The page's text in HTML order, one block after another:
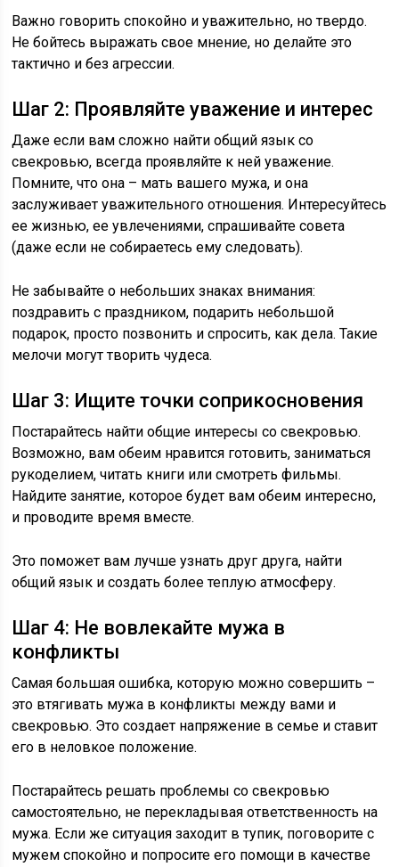
Важно говорить спокойно и уважительно, но твердо.
Не бойтесь выражать свое мнение, но делайте это
тактично и без агрессии.
Шаг 2: Проявляйте уважение и интерес
Даже если вам сложно найти общий язык со
свекровью, всегда проявляйте к ней уважение.
Помните, что она – мать вашего мужа, и она
заслуживает уважительного отношения. Интересуйтесь
ее жизнью, ее увлечениями, спрашивайте совета
(даже если не собираетесь ему следовать).
Не забывайте о небольших знаках внимания:
поздравить с праздником, подарить небольшой
подарок, просто позвонить и спросить, как дела. Такие
мелочи могут творить чудеса.
Шаг 3: Ищите точки соприкосновения
Постарайтесь найти общие интересы со свекровью.
Возможно, вам обеим нравится готовить, заниматься
рукоделием, читать книги или смотреть фильмы.
Найдите занятие, которое будет вам обеим интересно,
и проводите время вместе.
Это поможет вам лучше узнать друг друга, найти
общий язык и создать более теплую атмосферу.
Шаг 4: Не вовлекайте мужа в
конфликты
Самая большая ошибка, которую можно совершить –
это втягивать мужа в конфликты между вами и
свекровью. Это создает напряжение в семье и ставит
его в неловкое положение.
Постарайтесь решать проблемы со свекровью
самостоятельно, не перекладывая ответственность на
мужа. Если же ситуация заходит в тупик, поговорите с
мужем спокойно и попросите его помощи в качестве